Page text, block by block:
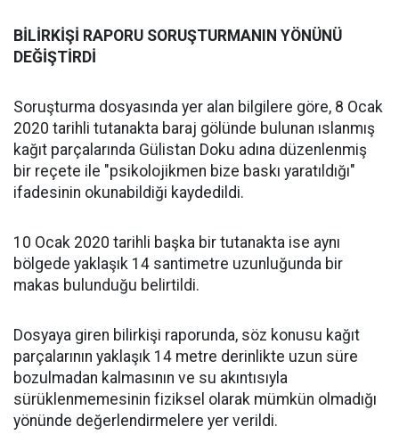
BİLİRKİŞİ RAPORU SORUŞTURMANIN YÖNÜNÜ
DEĞİŞTİRDİ
Soruşturma dosyasında yer alan bilgilere göre, 8 Ocak
2020 tarihli tutanakta baraj gölünde bulunan ıslanmış
kağıt parçalarında Gülistan Doku adına düzenlenmiş
bir reçete ile "psikolojikmen bize baskı yaratıldığı"
ifadesinin okunabildiği kaydedildi.
10 Ocak 2020 tarihli başka bir tutanakta ise aynı
bölgede yaklaşık 14 santimetre uzunluğunda bir
makas bulunduğu belirtildi.
Dosyaya giren bilirkişi raporunda, söz konusu kağıt
parçalarının yaklaşık 14 metre derinlikte uzun süre
bozulmadan kalmasının ve su akıntısıyla
sürüklenmemesinin fiziksel olarak mümkün olmadığı
yönünde değerlendirmelere yer verildi.